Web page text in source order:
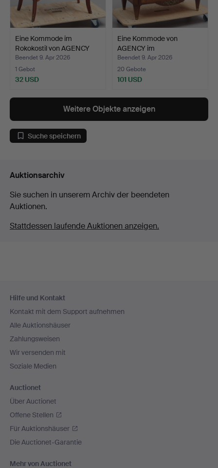
Eine Kommode im
Rokokostil von AGENCY
mit …
Beendet 9. Apr 2026
1 Gebot
32 USD
Eine Kommode von
AGENCY im
gustavianischen…
Beendet 9. Apr 2026
20 Gebote
101 USD
Weitere Objekte anzeigen
Suche speichern
Auktionsarchiv
Sie suchen in unserem Archiv der beendeten
Auktionen.
Stattdessen laufende Auktionen anzeigen.
Navigation
Hilfe und Kontakt
Kontakt mit dem Support aufnehmen
Alle Auktionshäuser
Zahlungsweisen
Wir versenden mit
Soziale Medien
Auctionet
Über Auctionet
Offene Stellen
Für Auktionshäuser
Die Auctionet-Garantie
Mehr von Auctionet